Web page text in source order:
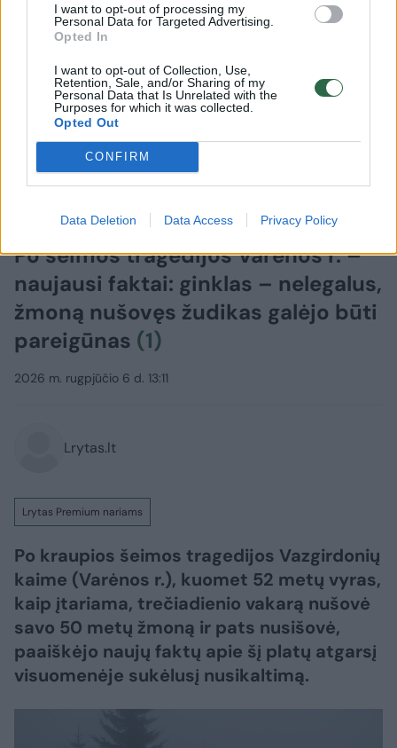
I want to opt-out of processing my
Personal Data for Targeted Advertising.
Opted In
I want to opt-out of Collection, Use,
Retention, Sale, and/or Sharing of my
Personal Data that Is Unrelated with the
Purposes for which it was collected.
Opted Out
CONFIRM
Data Deletion Data Access Privacy Policy
Lietuvos diena Kriminalai
Po šeimos tragedijos Varėnos r. –
naujausi faktai: ginklas – nelegalus,
žmoną nušovęs žudikas galėjo būti
pareigūnas (1)
2026 m. rugpjūčio 6 d. 13:11
Lrytas.lt
Lrytas Premium nariams
Po kraupios šeimos tragedijos Vazgirdonių
kaime (Varėnos r.), kuomet 52 metų vyras,
kaip įtariama, trečiadienio vakarą nušovė
savo 50 metų žmoną ir pats nusišovė,
paaiškėjo naujų faktų apie šį platų atgarsį
visuomenėje sukėlusį nusikaltimą.